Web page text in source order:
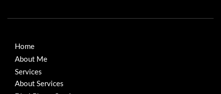
Home
About Me
Services
About Services